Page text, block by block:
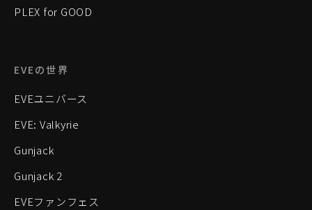
PLEX for GOOD
EVEの世界
EVEユニバース
EVE: Valkyrie
Gunjack
Gunjack 2
EVEファンフェス